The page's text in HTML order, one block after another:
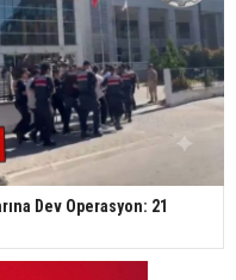
Dev Operasyon: 21